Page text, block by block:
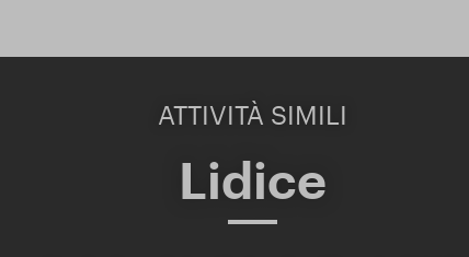
ATTIVITÀ SIMILI
Lidice